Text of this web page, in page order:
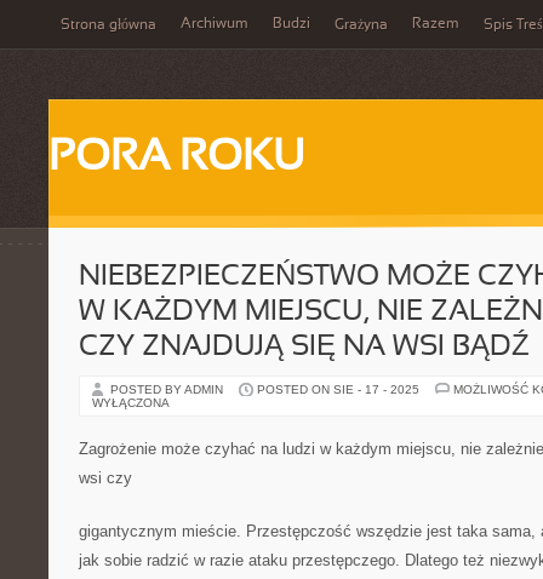
Strona główna Archiwum Budzi Grażyna Razem Spis
PORA ROKU
NIEBEZPIECZEŃSTWO MOŻE
W KAŻDYM MIEJSCU, NIE
CZY ZNAJDUJĄ SIĘ NA WSI BĄDŹ
POSTED BY ADMIN POSTED ON SIE - 17 - 2025
MOŻLIWOŚĆ
WYŁĄCZONA
Zagrożenie może czyhać na ludzi w każdym miejscu, nie
wsi czy
gigantycznym mieście. Przestępczość wszędzie jest taka sama,
jak sobie radzić w razie ataku przestępczego. Dlatego też